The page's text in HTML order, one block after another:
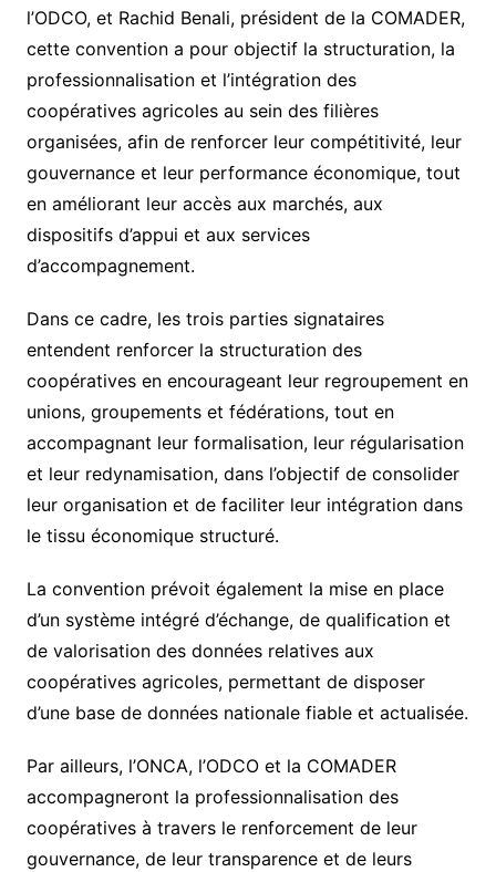
l’ODCO, et Rachid Benali, président de la COMADER,
cette convention a pour objectif la structuration, la
professionnalisation et l’intégration des
coopératives agricoles au sein des filières
organisées, afin de renforcer leur compétitivité, leur
gouvernance et leur performance économique, tout
en améliorant leur accès aux marchés, aux
dispositifs d’appui et aux services
d’accompagnement.
Dans ce cadre, les trois parties signataires
entendent renforcer la structuration des
coopératives en encourageant leur regroupement en
unions, groupements et fédérations, tout en
accompagnant leur formalisation, leur régularisation
et leur redynamisation, dans l’objectif de consolider
leur organisation et de faciliter leur intégration dans
le tissu économique structuré.
La convention prévoit également la mise en place
d’un système intégré d’échange, de qualification et
de valorisation des données relatives aux
coopératives agricoles, permettant de disposer
d’une base de données nationale fiable et actualisée.
Par ailleurs, l’ONCA, l’ODCO et la COMADER
accompagneront la professionnalisation des
coopératives à travers le renforcement de leur
gouvernance, de leur transparence et de leurs